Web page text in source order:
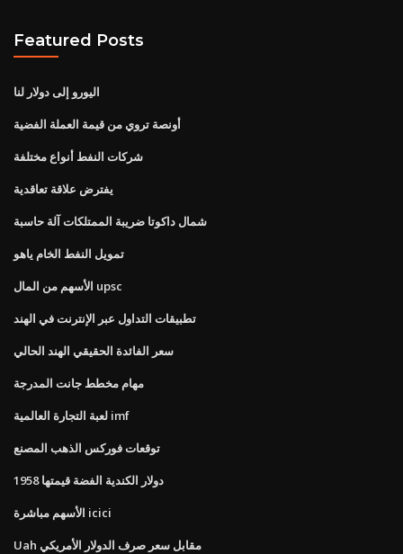
Featured Posts
اليورو إلى دولار لنا
أونصة تروي من قيمة العملة الفضية
شركات النفط أنواع مختلفة
يفترض علاقة تعاقدية
شمال داكوتا ضريبة الممتلكات آلة حاسبة
تمويل النفط الخام ياهو
الأسهم من المال upsc
تطبيقات التداول عبر الإنترنت في الهند
سعر الفائدة الحقيقي الهند الحالي
مهام مخطط جانت المدرجة
لعبة التجارة العالمية imf
توقعات فوركس الذهب المصنع
1958 دولار الكندية الفضة قيمتها
الأسهم مباشرة icici
Uah مقابل سعر صرف الدولار الأمريكي